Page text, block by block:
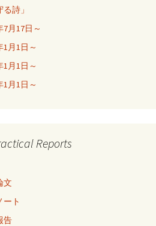
詩」
月17日～
月1日～
月1日～
月1日～
Reports
文
ート
告